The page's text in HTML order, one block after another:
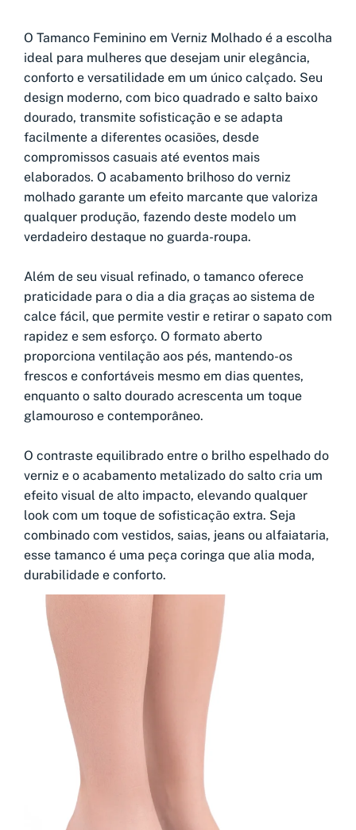
O Tamanco Feminino em Verniz Molhado é a escolha
ideal para mulheres que desejam unir elegância,
conforto e versatilidade em um único calçado. Seu
design moderno, com bico quadrado e salto baixo
dourado, transmite sofisticação e se adapta
facilmente a diferentes ocasiões, desde
compromissos casuais até eventos mais
elaborados. O acabamento brilhoso do verniz
molhado garante um efeito marcante que valoriza
qualquer produção, fazendo deste modelo um
verdadeiro destaque no guarda-roupa.
Além de seu visual refinado, o tamanco oferece
praticidade para o dia a dia graças ao sistema de
calce fácil, que permite vestir e retirar o sapato com
rapidez e sem esforço. O formato aberto
proporciona ventilação aos pés, mantendo-os
frescos e confortáveis mesmo em dias quentes,
enquanto o salto dourado acrescenta um toque
glamouroso e contemporâneo.
O contraste equilibrado entre o brilho espelhado do
verniz e o acabamento metalizado do salto cria um
efeito visual de alto impacto, elevando qualquer
look com um toque de sofisticação extra. Seja
combinado com vestidos, saias, jeans ou alfaiataria,
esse tamanco é uma peça coringa que alia moda,
durabilidade e conforto.